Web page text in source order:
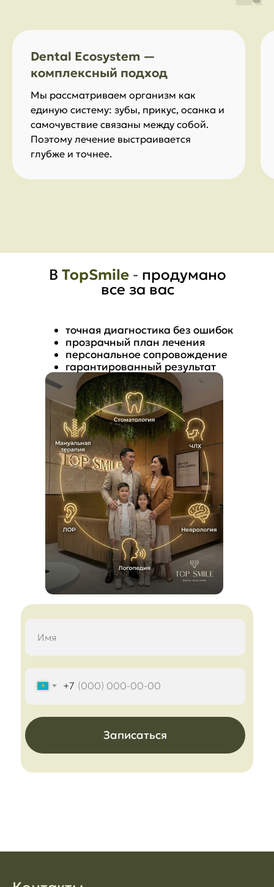
Dental Ecosystem —
комплексный подход
Мы рассматриваем организм как
единую систему: зубы, прикус, осанка и
самочувствие связаны между собой.
Поэтому лечение выстраивается
глубже и точнее.
В TopSmile - продумано
все за вас
+7
Записаться
точная диагностика без ошибок
прозрачный план лечения
персональное сопровождение
гарантированный результат